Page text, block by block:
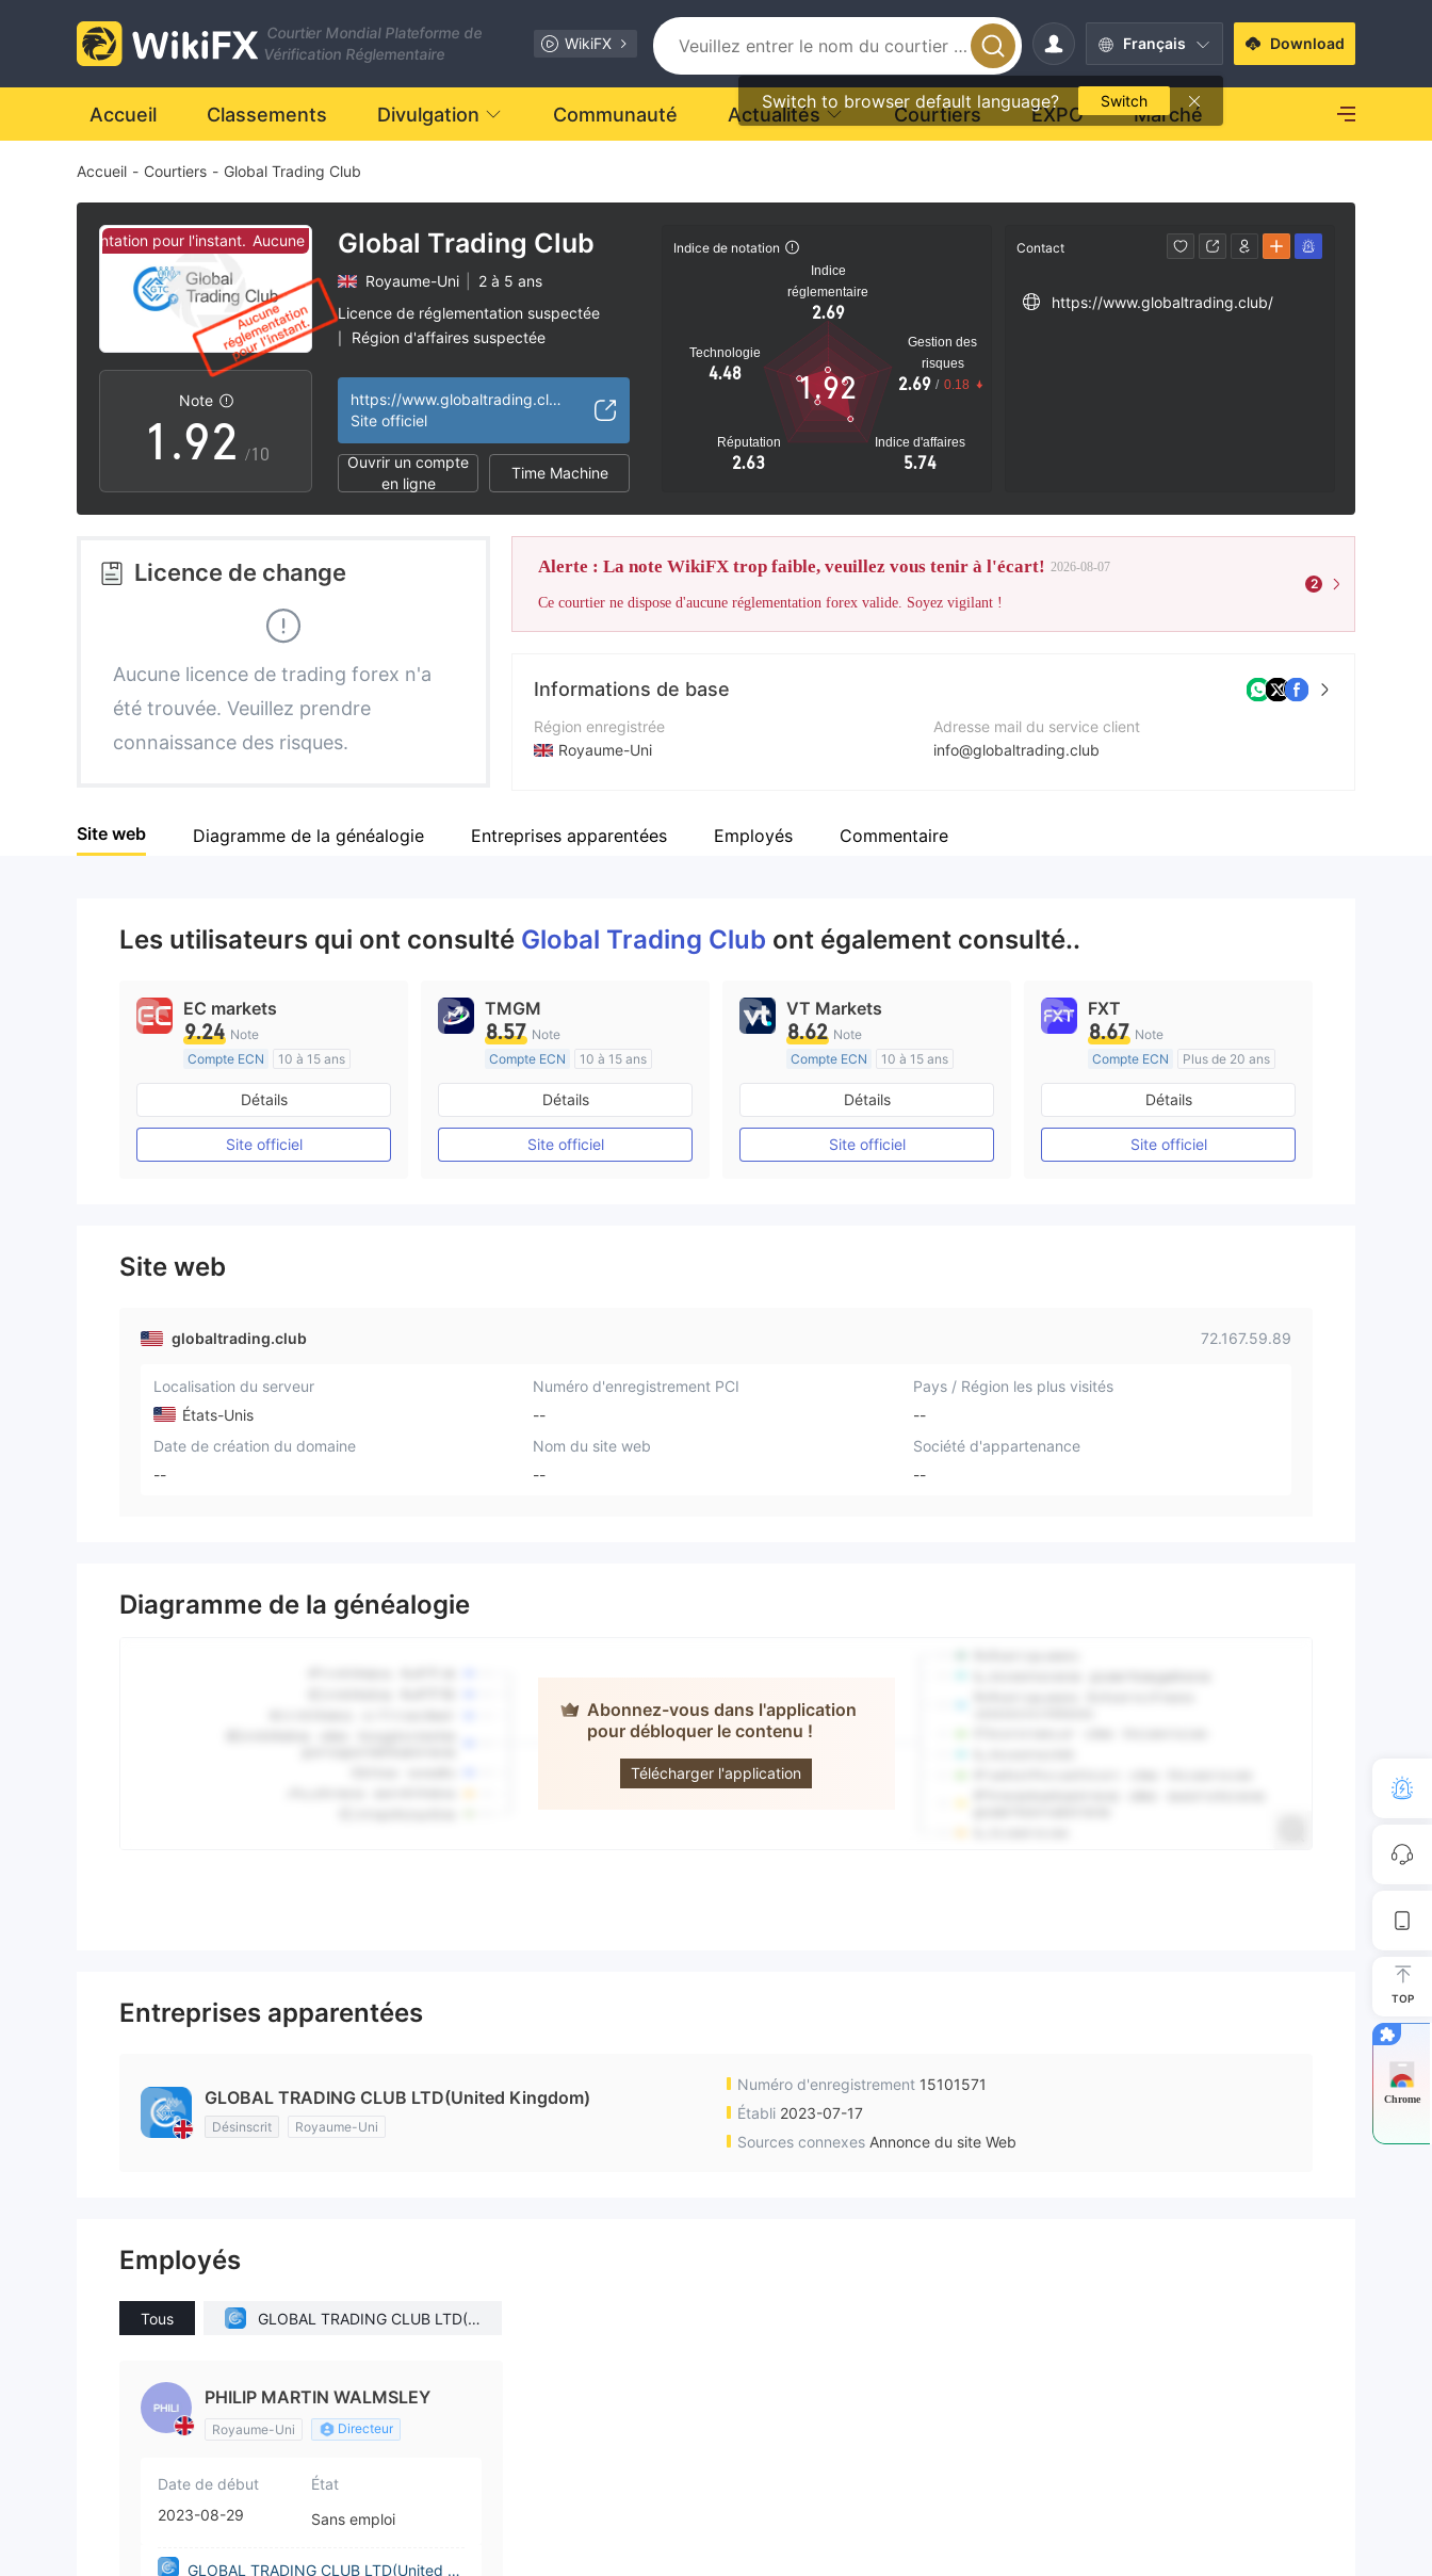
Courtier Mondial Plateforme de
Vérification Réglementaire
WikiFX Français
Switch to browser default language? Switch
Download
Accueil Classements Divulgation Communauté Actualités Courtiers EXPO Marché
Accueil - Courtiers - Global Trading Club
réglementation pour l'instant. Aucune réglementation pour l'instant.
Note
0
1
2
3
5
6
8
9
.
3
4
5
6
7
8
9
0
1
2
3
4
6
7
/10
Global Trading Club
Royaume-Uni
2 à 5 ans
Licence de réglementation suspectée
Région d'affaires suspectée
https://www.globaltrading.club/
Site officiel
Ouvrir un compte
en ligne
Time Machine
Indice de notation
Indice
réglementaire
2.69
Technologie
4.48
Réputation
2.63
Indice d'affaires
5.74
Gestion des
risques
2.69 / 0.18
1.92
Contact
https://www.globaltrading.club/
Licence de change
Aucune licence de trading forex n'a
été trouvée. Veuillez prendre
connaissance des risques.
Alerte : La note WikiFX trop faible, veuillez vous tenir à l'écart! 2026-08-07
Ce courtier ne dispose d'aucune réglementation forex valide. Soyez vigilant !
2
Informations de base
Région enregistrée
Royaume-Uni
Société
Adresse mail du service client
info@globaltrading.club
Site web Diagramme de la généalogie Entreprises apparentées Employés Commentaire
Les utilisateurs qui ont consulté Global Trading Club ont également consulté..
EC markets
9.24 Note
Compte ECN
10 à 15 ans
Réglementation de Australie
Market Making (MM)
Etiquette principale MT4
Détails
Site officiel
TMGM
8.57 Note
Compte ECN
10 à 15 ans
Réglementation de Australie
Market Making (MM)
Etiquette principale MT4
Détails
Site officiel
VT Markets
8.62 Note
Compte ECN
10 à 15 ans
Réglementation de Australie
Market Making (MM)
Etiquette principale MT4
Détails
Site officiel
FXT
8.67 Note
Compte ECN
Plus de 20 ans
Réglementation de Australie
Market Making (MM)
Etiquette principale MT4
Détails
Site officiel
Site web
globaltrading.club 72.167.59.89
Localisation du serveur
États-Unis
Numéro d'enregistrement PCI
--
Pays / Région les plus visités
--
Date de création du domaine
--
Nom du site web
--
Société d'appartenance
--
Diagramme de la généalogie
Abonnez-vous dans l'application
pour débloquer le contenu !
Télécharger l'application
Global Trading
Club
Entreprises apparentées
GLOBAL TRADING CLUB LTD(United Kingdom)
Désinscrit Royaume-Uni
Numéro d'enregistrement 15101571
Établi 2023-07-17
Sources connexes Annonce du site Web
Employés
Tous
GLOBAL TRADING CLUB LTD(U
PHILIP MARTIN WALMSLEY
Royaume-Uni Directeur
Date de début
2023-08-29
État
Sans emploi
GLOBAL TRADING CLUB LTD(United Ki
TOP
Chrome